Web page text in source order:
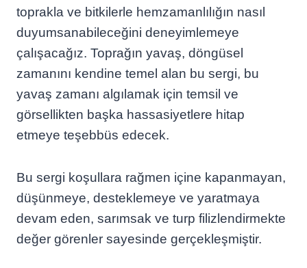
toprakla ve bitkilerle hemzamanlılığın nasıl
duyumsanabileceğini deneyimlemeye
çalışacağız. Toprağın yavaş, döngüsel
zamanını kendine temel alan bu sergi, bu
yavaş zamanı algılamak için temsil ve
görsellikten başka hassasiyetlere hitap
etmeye teşebbüs edecek.
Bu sergi koşullara rağmen içine kapanmayan,
düşünmeye, desteklemeye ve yaratmaya
devam eden, sarımsak ve turp filizlendirmekte
değer görenler sayesinde gerçekleşmiştir.